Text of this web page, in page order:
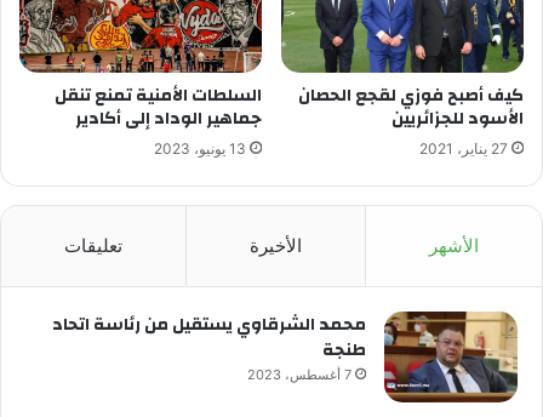
كيف أصبح فوزي لقجع الحصان
الأسود للجزائريين
27 يناير، 2021
السلطات الأمنية تمنع تنقل
جماهير الوداد إلى أكادير
13 يونيو، 2023
الأشهر الأخيرة تعليقات
محمد الشرقاوي يستقيل من رئاسة اتحاد
طنجة
7 أغسطس، 2023